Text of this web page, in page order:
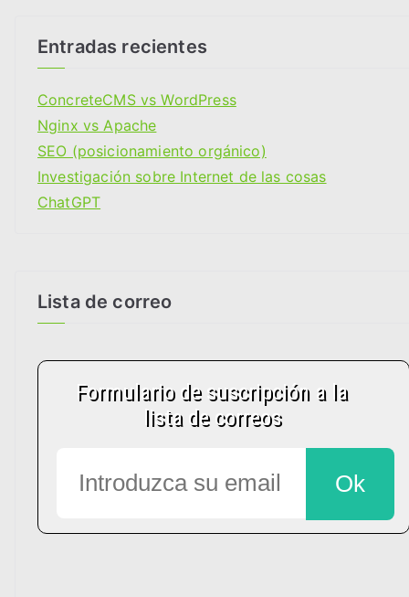
g
o
r
i
a
s
Entradas recientes
ConcreteCMS vs WordPress
Nginx vs Apache
SEO (posicionamiento orgánico)
Investigación sobre Internet de las cosas
ChatGPT
Lista de correo